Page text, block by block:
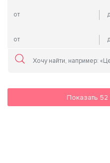
Показать 52